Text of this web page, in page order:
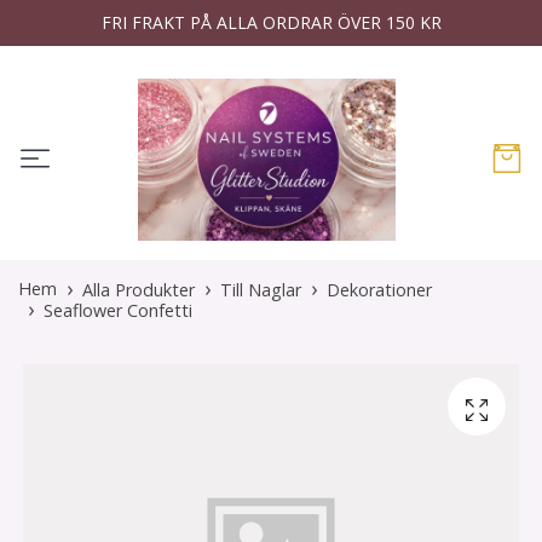
FRI FRAKT PÅ ALLA ORDRAR ÖVER 150 KR
Hem Alla Produkter Till Naglar
Dekorationer
Seaflower Confetti